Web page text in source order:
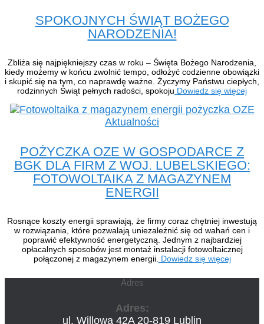
SPOKOJNYCH ŚWIĄT BOŻEGO
NARODZENIA!
Zbliża się najpiękniejszy czas w roku – Święta Bożego Narodzenia,
kiedy możemy w końcu zwolnić tempo, odłożyć codzienne obowiązki
i skupić się na tym, co naprawdę ważne. Życzymy Państwu ciepłych,
rodzinnych Świąt pełnych radości, spokoju Dowiedz się więcej
Aktualności
POŻYCZKA OZE W GOSPODARCE Z
BGK DLA FIRM Z WOJ. LUBELSKIEGO:
FOTOWOLTAIKA Z MAGAZYNEM
ENERGII
Rosnące koszty energii sprawiają, że firmy coraz chętniej inwestują
w rozwiązania, które pozwalają uniezależnić się od wahań cen i
poprawić efektywność energetyczną. Jednym z najbardziej
opłacalnych sposobów jest montaż instalacji fotowoltaicznej
połączonej z magazynem energii. Dowiedz się więcej
Adres
Adres:
ul. Willowa 42A 20-819 Lublin